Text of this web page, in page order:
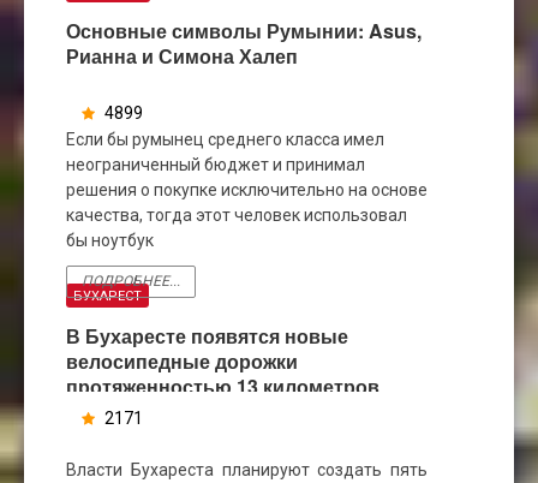
Основные символы Румынии: Asus,
Рианна и Симона Халеп
08
ФЕВ
4899
Если бы румынец среднего класса имел
неограниченный бюджет и принимал
решения о покупке исключительно на основе
качества, тогда этот человек использовал
бы ноутбук
ПОДРОБНЕЕ...
В Бухаресте появятся новые
велосипедные дорожки
протяженностью 13 километров
БУХАРЕСТ
СЕН
2171
Власти Бухареста планируют создать пять